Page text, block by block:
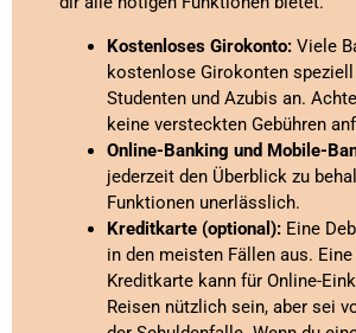
Kostenloses Girokonto: Viele
kostenlose Girokonten speziell
Studenten und Azubis an.
keine versteckten Gebühren
Online-Banking und Mobile-
jederzeit den Überblick zu
Funktionen unerlässlich.
Kreditkarte (optional): Eine
in den meisten Fällen aus.
Kreditkarte kann für Online-
Reisen nützlich sein, aber sei